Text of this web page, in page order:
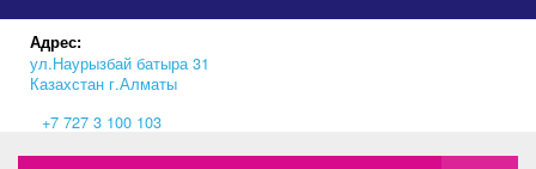
Адрес:
ул.Наурызбай батыра 31
Казахстан г.Алматы
‎+7 727 3 100 103